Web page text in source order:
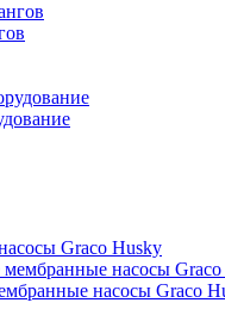
Graco Husky
насосы Graco